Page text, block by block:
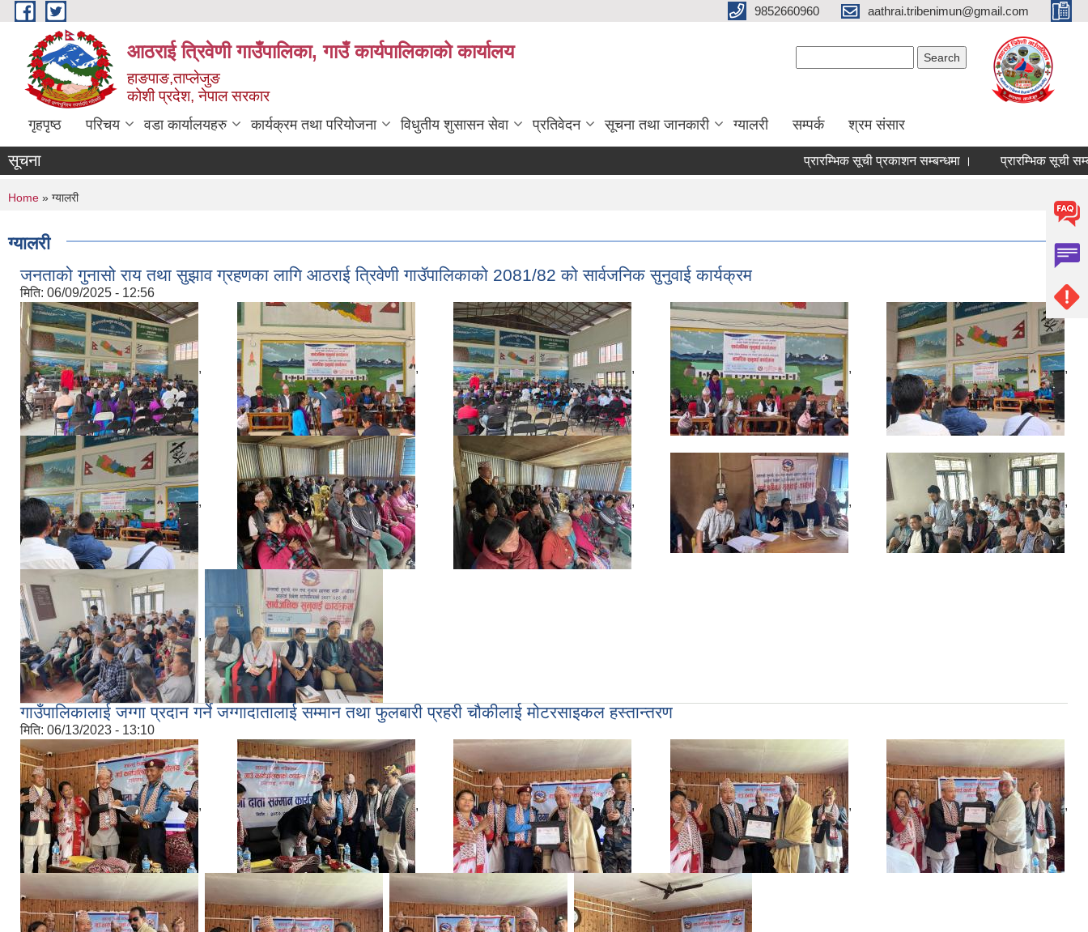
Skip to main content 9852660960 aathrai.tribenimun@gmail.com
आठराई त्रिवेणी गाउँपालिका, गाउँ कार्यपालिकाको कार्यालय
हाङपाङ,ताप्लेजुङ
कोशी प्रदेश, नेपाल सरकार
गृहपृष्ठ परिचय वडा कार्यालयहरु कार्यक्रम तथा परियोजना विधुतीय शुसासन सेवा प्रतिवेदन सूचना तथा जानकारी ग्यालरी सम्पर्क श्रम संसार
सूचना प्रारम्भिक सूची प्रकाशन सम्बन्धमा । प्रारम्भिक सूची सम्बन्धमा ।
You are here
Home » ग्यालरी
ग्यालरी
जनताको गुनासो राय तथा सुझाव ग्रहणका लागि आठराई त्रिवेणी गाउॅपालिकाको 2081/82 को सार्वजनिक सुनुवाई कार्यक्रम
मिति: 06/09/2025 - 12:56
, , , , ,
, , , , ,
,
गाउँपालिकालाई जग्गा प्रदान गर्ने जग्गादातालाई सम्मान तथा फुलबारी प्रहरी चौकीलाई मोटरसाइकल हस्तान्तरण
मिति: 06/13/2023 - 13:10
, , , , ,